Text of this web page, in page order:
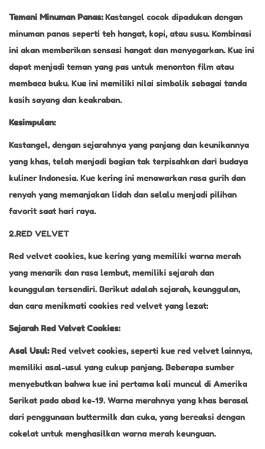
Temani Minuman Panas:Kastangel cocok dipadukan dengan
minuman panas seperti teh hangat, kopi, atau susu. Kombinasi
ini akan memberikan sensasi hangat dan menyegarkan. Kue ini
dapat menjadi teman yang pas untuk menonton film atau
membaca buku. Kue ini memiliki nilai simbolik sebagai tanda
kasih sayang dan keakraban.
Kesimpulan:
Kastangel, dengan sejarahnya yang panjang dan keunikannya
yang khas, telah menjadi bagian tak terpisahkan dari budaya
kuliner Indonesia. Kue kering ini menawarkan rasa gurih dan
renyah yang memanjakan lidah dan selalu menjadi pilihan
favorit saat hari raya.
2.RED VELVET
Red velvet cookies, kue kering yang memiliki warna merah
yang menarik dan rasa lembut, memiliki sejarah dan
keunggulan tersendiri. Berikut adalah sejarah, keunggulan,
dan cara menikmati cookies red velvet yang lezat:
Sejarah Red Velvet Cookies:
Asal Usul:Red velvet cookies, seperti kue red velvet lainnya,
memiliki asal-usul yang cukup panjang. Beberapa sumber
menyebutkan bahwa kue ini pertama kali muncul di Amerika
Serikat pada abad ke-19. Warna merahnya yang khas berasal
dari penggunaan buttermilk dan cuka, yang bereaksi dengan
cokelat untuk menghasilkan warna merah keunguan.